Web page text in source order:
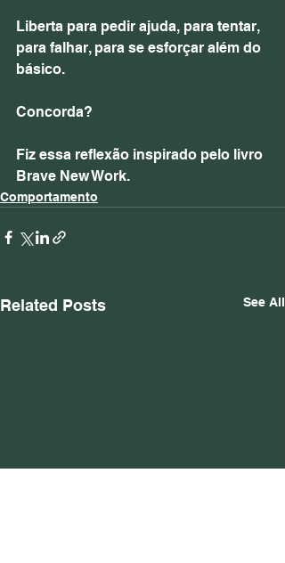
Liberta para pedir ajuda, para tentar,
para falhar, para se esforçar além do
básico.
Concorda?
Fiz essa reflexão inspirado pelo livro
Brave New Work.
Comportamento
Related Posts See All